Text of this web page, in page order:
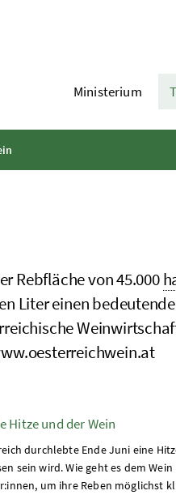
Ministerium
Rebfläche von 45.000
Liter einen
Hitze und der Wein
durchlebte Ende Juni eine
sein wird. Wie geht es dem
um ihre Reben möglichst